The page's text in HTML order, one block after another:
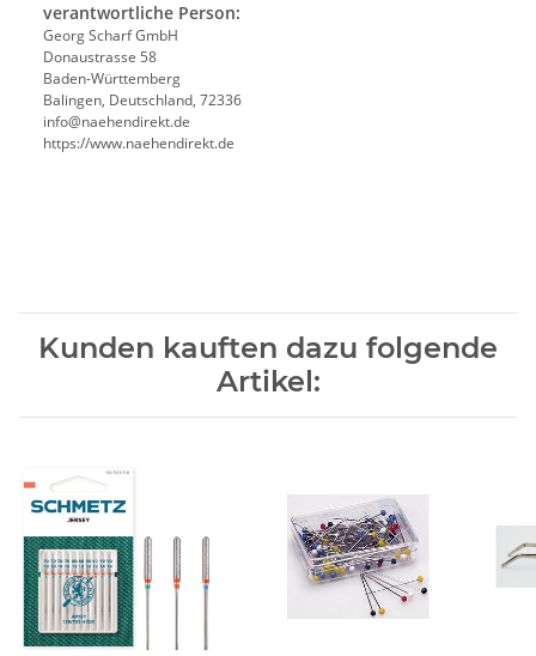
verantwortliche Person:
Georg Scharf GmbH
Donaustrasse 58
Baden-Württemberg
Balingen, Deutschland, 72336
info@naehendirekt.de
https://www.naehendirekt.de
Kunden kauften dazu folgende
Artikel: